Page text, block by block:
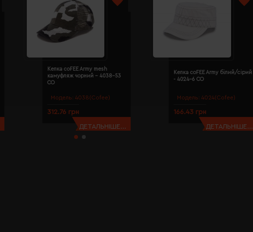
Модель: 4038(Cofee)
Кепка coFEE Army mesh
камуфляж чорний - 4038-53
CO
312.76 грн
ДЕТАЛЬНІШЕ...
Модель: 4024(Cofee)
Кепка coFEE Army білий/сірий
- 4024-6 CO
166.43 грн
ДЕТАЛЬНІШЕ...